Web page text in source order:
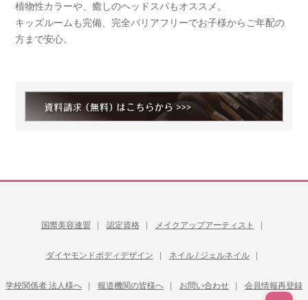
植物性カラーや、癒しのヘッドスパもオススメ。
キッズルームも完備、完全バリアフリーでお子様からご年配の
方まで安心。
国際美容連盟 認定資格 メイクアップアーティスト
ダイヤモンドボディデザイン ネイル / ジェルネイル
学校関係者 法人様へ 報道機関の皆様へ お問い合わせ 会員情報再登録